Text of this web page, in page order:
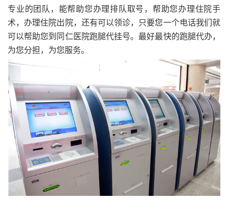
专业的团队，能帮助您办理排队取号，帮助您办理住院手
术，办理住院出院，还有可以领诊，只要您一个电话我们就
可以帮助您到同仁医院跑腿代挂号。最好最快的跑腿代办，
为您分担，为您服务。